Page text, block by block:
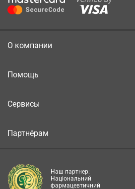
О компании
Помощь
Сервисы
Партнёрам
Наш партнер:
Національний
фармацевтичний